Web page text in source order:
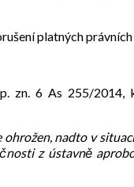
platných právních
zn. 6 As 255/2014,
nadto v
z ústavně